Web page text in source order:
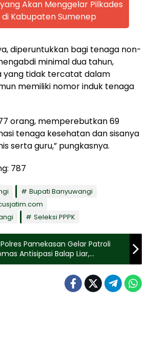
Akan Menggelar Pilkades
Kabupaten Sumenep
diperuntukkan bagi tenaga non-
minimal dua tahun,
yang tidak tercatat dalam
memiliki nomor induk tenaga
orang, memperebutkan 69
tenaga kesehatan dan sisanya
serta guru,” pungkasnya.
787
Bupati Banyuwangi
Seleksi PPPK
Pamekasan Gelar Patroli
Antisipasi Balap Liar,
Kendaraan